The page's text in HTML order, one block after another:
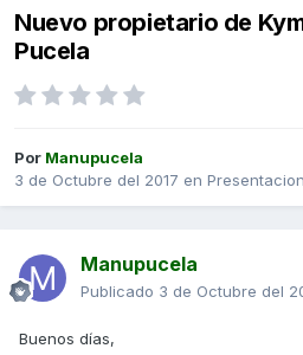
Nuevo propietario de
Pucela
Por Manupucela
3 de Octubre del 2017 en
Manupucela
Publicado 3 de Octubre del
Buenos días,